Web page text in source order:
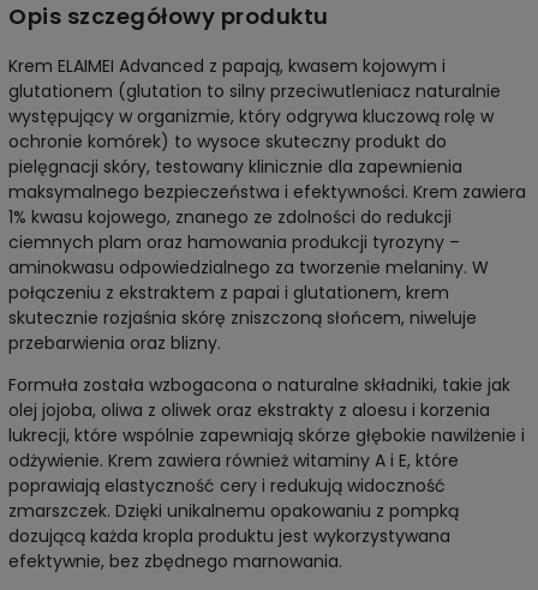
Opis szczegółowy produktu
Krem ELAIMEI Advanced z papają, kwasem kojowym i
glutationem (glutation to silny przeciwutleniacz naturalnie
występujący w organizmie, który odgrywa kluczową rolę w
ochronie komórek) to wysoce skuteczny produkt do
pielęgnacji skóry, testowany klinicznie dla zapewnienia
maksymalnego bezpieczeństwa i efektywności. Krem zawiera
1% kwasu kojowego, znanego ze zdolności do redukcji
ciemnych plam oraz hamowania produkcji tyrozyny –
aminokwasu odpowiedzialnego za tworzenie melaniny. W
połączeniu z ekstraktem z papai i glutationem, krem
skutecznie rozjaśnia skórę zniszczoną słońcem, niweluje
przebarwienia oraz blizny.
Formuła została wzbogacona o naturalne składniki, takie jak
olej jojoba, oliwa z oliwek oraz ekstrakty z aloesu i korzenia
lukrecji, które wspólnie zapewniają skórze głębokie nawilżenie i
odżywienie. Krem zawiera również witaminy A i E, które
poprawiają elastyczność cery i redukują widoczność
zmarszczek. Dzięki unikalnemu opakowaniu z pompką
dozującą każda kropla produktu jest wykorzystywana
efektywnie, bez zbędnego marnowania.